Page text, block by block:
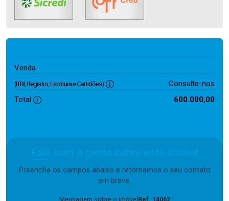
Venda
(ITBI, Registro, Escritura e Certidões)
Consulte-nos
Total
600.000,00
Preencha os campos abaixo e retornamos o seu contato
em breve.
Mensagem sobre o imóvel Ref. 14062